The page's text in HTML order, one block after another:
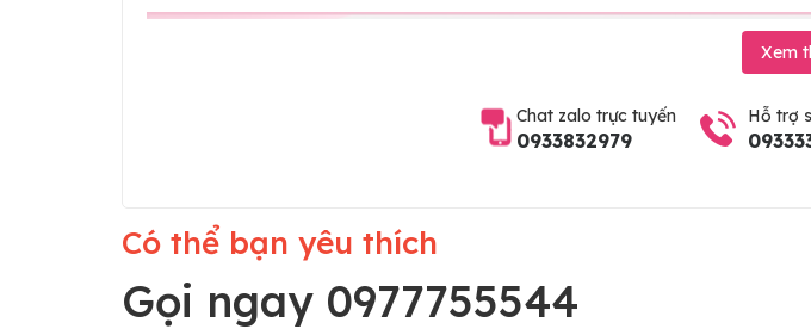
Xem
Chat zalo trực tuyến
0933832979
Hỗ trợ
Có thể bạn yêu thích
Gọi ngay 0977755544